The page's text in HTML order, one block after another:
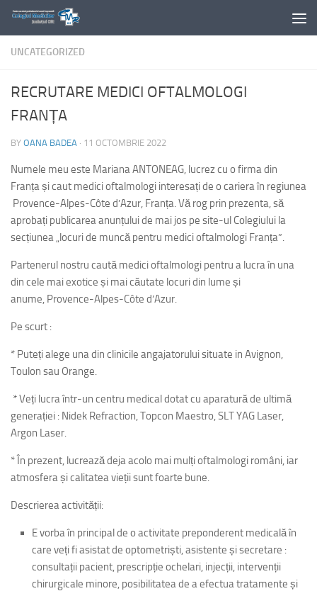
Skip to content
UNCATEGORIZED
RECRUTARE MEDICI OFTALMOLOGI
FRANȚA
BY OANA BADEA · 11 OCTOMBRIE 2022
Numele meu este Mariana ANTONEAG, lucrez cu o firma din
Franța și caut medici oftalmologi interesați de o cariera în regiunea
Provence-Alpes-Côte d’Azur, Franța. Vă rog prin prezenta, să
aprobați publicarea anunțului de mai jos pe site-ul Colegiului la
secțiunea „locuri de muncă pentru medici oftalmologi Franța”.
Partenerul nostru caută medici oftalmologi pentru a lucra în una
din cele mai exotice și mai căutate locuri din lume și
anume, Provence-Alpes-Côte d’Azur.
Pe scurt :
* Puteți alege una din clinicile angajatorului situate in Avignon,
Toulon sau Orange.
* Veți lucra într-un centru medical dotat cu aparatură de ultimă
generației : Nidek Refraction, Topcon Maestro, SLT YAG Laser,
Argon Laser.
* În prezent, lucrează deja acolo mai mulți oftalmologi români, iar
atmosfera și calitatea vieții sunt foarte bune.
Descrierea activității:
E vorba în principal de o activitate preponderent medicală în
care veți fi asistat de optometriști, asistente și secretare :
consultații pacient, prescripție ochelari, injecții, intervenții
chirurgicale minore, posibilitatea de a efectua tratamente și